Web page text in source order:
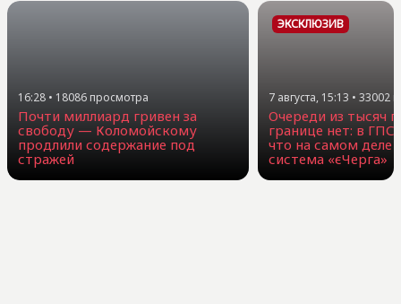
16:28 • 18086просмотра
Почти миллиард гривен за
свободу — Коломойскому
продлили содержание под
стражей
ЭКСКЛЮЗИВ
7 августа, 15:13 • 33002
Очереди из тысяч
границе нет: в
что на самом деле
система «єЧерга»